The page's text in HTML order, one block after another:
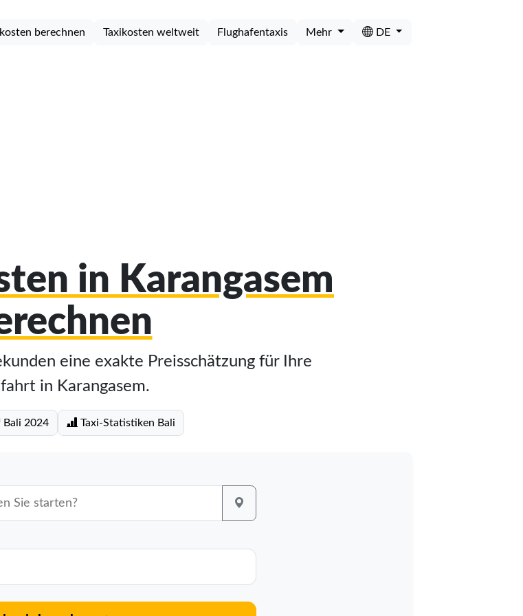
berechnen Taxikosten weltweit Flughafentaxis Mehr DE
in Karangasem
eine exakte Preisschätzung für Ihre
in Karangasem.
Bali 2024 Taxi-Statistiken Bali